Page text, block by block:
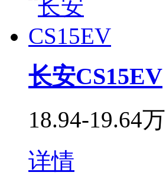
长安CS15EV
18.94-19.64万
详情